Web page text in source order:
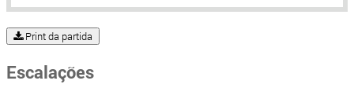
Print da partida
Escalações